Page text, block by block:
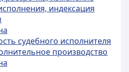
индексация
судебного исполнителя
производство